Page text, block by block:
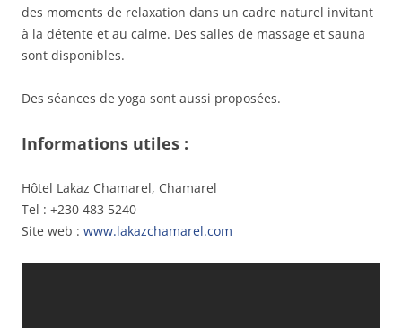
des moments de relaxation dans un cadre naturel invitant
à la détente et au calme. Des salles de massage et sauna
sont disponibles.
Des séances de yoga sont aussi proposées.
Informations utiles :
Hôtel Lakaz Chamarel, Chamarel
Tel : +230 483 5240
Site web : www.lakazchamarel.com